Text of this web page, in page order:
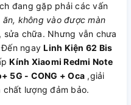
đang gặp phải các vấn
không vào được màn
chữa. Nhưng vẫn chưa
Đến ngayLinh Kiện 62 Bis
Kính Xiaomi Redmi Note
5G - CONG + Oca ,giải
lượng đảm bảo.